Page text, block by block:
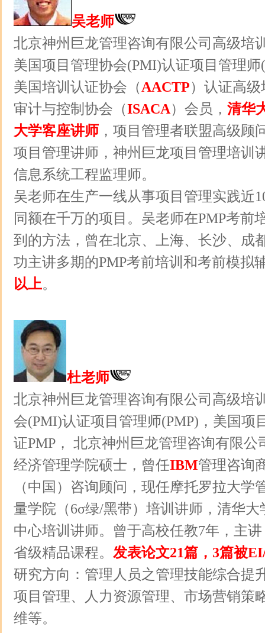
吴老师
北京神州巨龙管理咨询有限公司高级
美国项目管理协会(PMI)认证项目管理师
美国培训认证协会（AACTP）认证高
审计与控制协会（ISACA）会员， 清华
大学客座讲师 ，项目管理者联盟高级顾
项目管理讲师，神州巨龙项目管理培训
信息系统工程监理师。
吴老师在生产一线从事项目管理实践近
同额在千万的项目。吴老师在PMP考前
到的方法，曾在北京、上海、长沙、成
功主讲多期的PMP考前培训和考前模拟
以上。
杜老师
北京神州巨龙管理咨询有限公司高级培
会(PMI)认证项目管理师(PMP)，美国项
证PMP， 北京神州巨龙管理咨询有限公
经济管理学院硕士，曾任IBM管理咨询
（中国）咨询顾问，现任摩托罗拉大学
量学院（6σ绿/黑带）培训讲师，清华
中心培训讲师。曾于高校任教7年，主
省级精品课程。 发表论文21篇，3篇被
研究方向：管理人员之管理技能综合提
项目管理、人力资源管理、市场营销策
维等。